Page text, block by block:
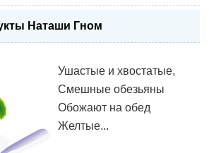
Наташи Гном
Ушастые и хвостатые,
Смешные обезьяны
Обожают на обед
Желтые...